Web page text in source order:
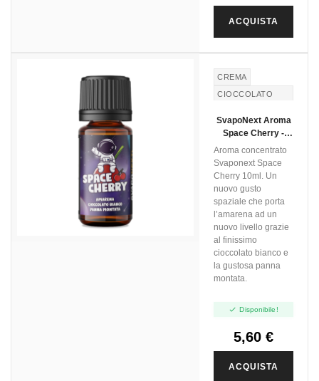
ACQUISTA
CREMA
CIOCCOLATO
WHITE
CHOCOLATE
PANNA
SvapoNext Aroma
Space Cherry -
Next Flavour - 10ml
Aroma concentrato
Svaponext Space
Cherry 10ml. Un
nuovo gusto
spaziale che porta
l’amarena ad un
nuovo livello grazie
al finissimo
cioccolato bianco e
la gustosa panna
montata.
 Disponibile!
5,60 €
ACQUISTA